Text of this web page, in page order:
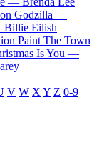
Godzilla —
Billie Eilish
Paint The Town
Is You —
V W X Y Z 0-9